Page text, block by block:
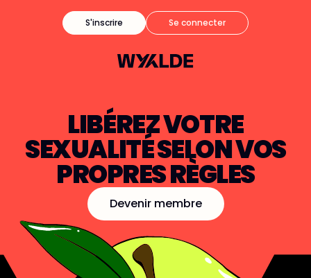
S'inscrire Se connecter
LIBÉREZ VOTRE
SEXUALITÉ SELON VOS
PROPRES RÈGLES
Devenir membre